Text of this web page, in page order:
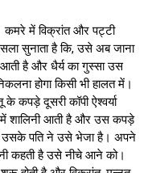
कमरे में विक्रांत और पट्टी
सुनाता है कि, उसे अब जाना
आती है और धैर्य का गुस्सा उस
होगा किसी भी हालत में।
के कपड़े दूसरी कॉपी ऐश्वर्या
में शालिनी आती है और उस कपड़े
है उसके पति ने उसे भेजा है। अपने
कहती है उसे नीचे आने को।